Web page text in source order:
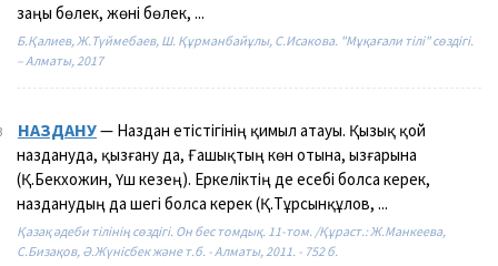
заңы бөлек, жөні бөлек, ...
Б.Қалиев, Ж.Түймебаев, Ш. Құрманбайұлы, С.Исакова. "Мұқағали тілі" сөздігі.
– Алматы, 2017
НАЗДАНУ— Наздан етістігінің қимыл атауы. Қызық қой
наздануда, қызғану да, Ғашықтың көн отына, ызғарына
(Қ.Бекхожин, Үш кезең). Еркеліктің де есебі болса керек,
назданудың да шегі болса керек (Қ.Тұрсынқұлов, ...
Қазақ әдеби тілінің сөздігі. Он бес томдық. 11-том. /Құраст.: Ж.Манкеева,
С.Бизақов, Ә.Жүнісбек және т.б. - Алматы, 2011. - 752 б.